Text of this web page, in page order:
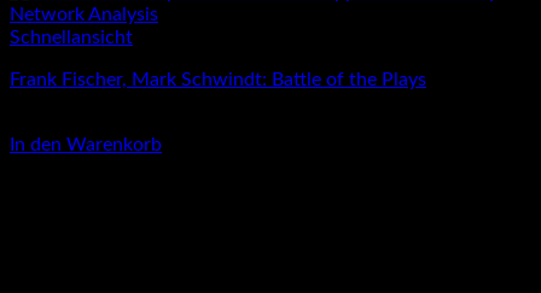
Schnellansicht
Frank Fischer, Mark Schwindt: Battle of the Plays
In den Warenkorb